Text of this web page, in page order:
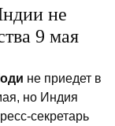
не
9 мая
не приедет в
но Индия
секретарь